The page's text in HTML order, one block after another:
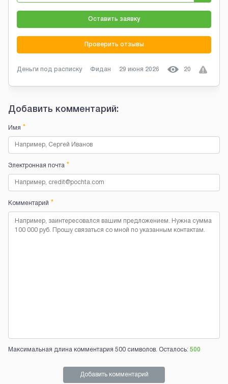
Оставить заявку
Проверить отзывы
Деньги под расписку Фидан 29 июня 2026 20
Добавить комментарий:
Имя *
Электронная почта *
Комментарий *
Максимальная длина комментария 500 символов. Осталось: 500
Добавить комментарий